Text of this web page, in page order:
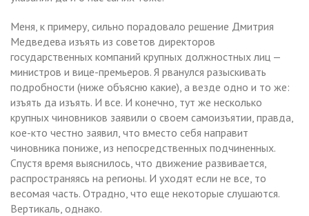
Меня, к примеру, сильно порадовало решение Дмитрия
Медведева изъять из советов директоров
государственных компаний крупных должностных лиц —
министров и вице-премьеров. Я рванулся разыскивать
подробности (ниже объясню какие), а везде одно и то же:
изъять да изъять. И все. И конечно, тут же несколько
крупных чиновников заявили о своем самоизъятии, правда,
кое-кто честно заявил, что вместо себя направит
чиновника пониже, из непосредственных подчиненных.
Спустя время выяснилось, что движение развивается,
распространяясь на регионы. И уходят если не все, то
весомая часть. Отрадно, что еще некоторые слушаются.
Вертикаль, однако.